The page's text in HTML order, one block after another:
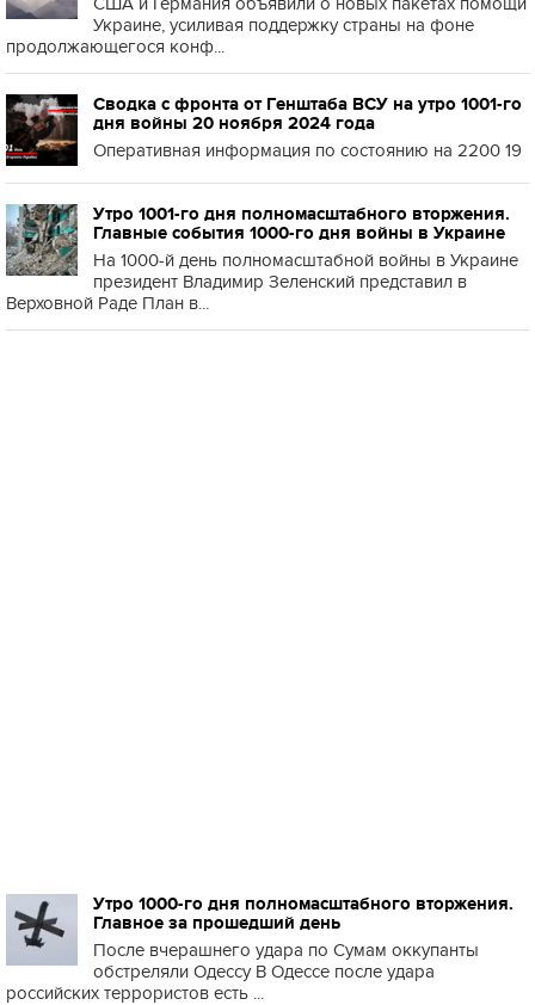
Украине, усиливая поддержку страны на фоне
продолжающегося конф...
Сводка с фронта от Генштаба ВСУ на утро 1001-го
дня войны 20 ноября 2024 года
Оперативная информация по состоянию на 2200 19
Утро 1001-го дня полномасштабного вторжения.
Главные события 1000-го дня войны в Украине
На 1000-й день полномасштабной войны в Украине
президент Владимир Зеленский представил в
Верховной Раде План в...
Утро 1000-го дня полномасштабного вторжения.
Главное за прошедший день
После вчерашнего удара по Сумам оккупанты
обстреляли Одессу В Одессе после удара
российских террористов есть ...